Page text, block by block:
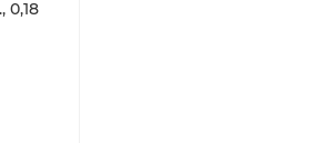
0,18